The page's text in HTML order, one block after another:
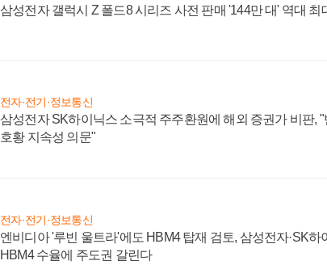
삼성전자 갤럭시 Z 폴드8 시리즈 사전 판매 '144만 대' 역대 최
전자·전기·정보통신
삼성전자 SK하이닉스 소극적 주주환원에 해외 증권가 비판, "
호황 지속성 의문"
전자·전기·정보통신
엔비디아 '루빈 울트라'에도 HBM4 탑재 검토, 삼성전자·SK하
HBM4 수율에 주도권 갈린다